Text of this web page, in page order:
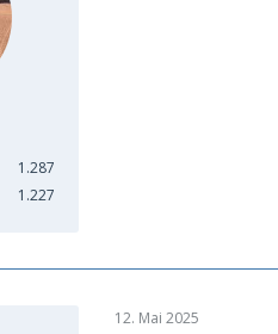
da sicher
1.287
1.227
12. Mai 2025